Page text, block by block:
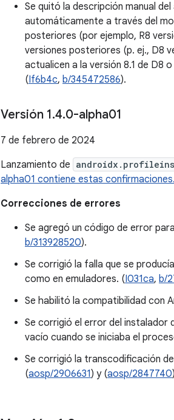
Se quitó la descripción manual
automáticamente a través del
posteriores (por ejemplo, R8
versiones posteriores (p. ej., D8
actualicen a la versión 8.1 de D8
(If6b4c, b/345472586).
Versión 1.4.0-alpha01
7 de febrero de 2024
Lanzamiento de
alpha01 contiene estas confirmaciones.
Correcciones de errores
Se agregó un código de error
b/313928520).
Se corrigió la falla que se
como en emuladores. (I031ca, b/
Se habilitó la compatibilidad con
Se corrigió el error del instalador
vacío cuando se iniciaba el
Se corrigió la transcodificación
(aosp/2906631) y (aosp/2847740